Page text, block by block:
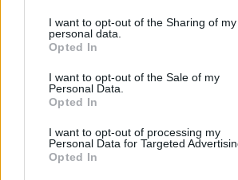
I want to opt-out of the Sharing of my
personal data.
Opted In
I want to opt-out of the Sale of my
Personal Data.
Opted In
I want to opt-out of processing my
Personal Data for Targeted
Opted In
Szöllősi Gáborral, a Gardenfutura
Még Paks kiesését
megfelelő